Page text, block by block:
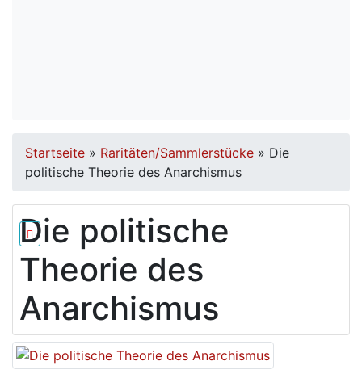
Startseite » Raritäten/Sammlerstücke » Die
politische Theorie des Anarchismus
Die politische
Theorie des
Anarchismus